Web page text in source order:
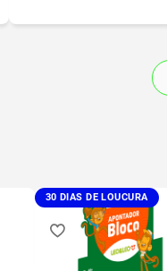
30 DIAS DE LOUCURA